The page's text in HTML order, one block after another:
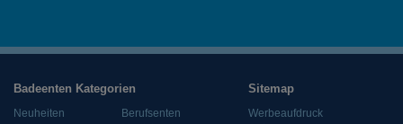
Badeenten Kategorien
Neuheiten
Berufsenten
Sitemap
Werbeaufdruck